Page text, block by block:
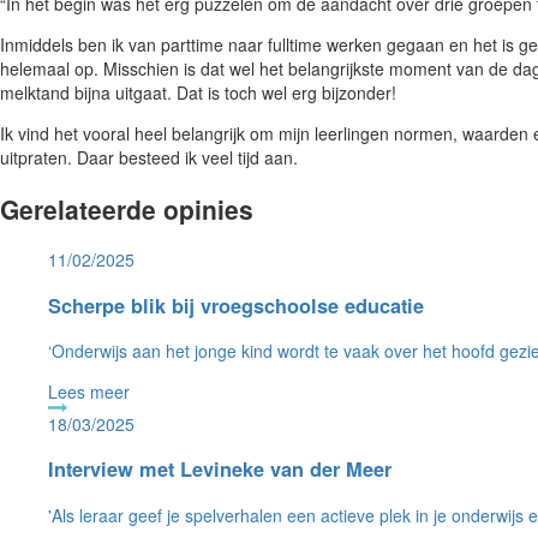
Inmiddels ben ik van parttime naar fulltime werken gegaan en het is
helemaal op. Misschien is dat wel het belangrijkste moment van de
melktand bijna uitgaat. Dat is toch wel erg bijzonder!
Ik vind het vooral heel belangrijk om mijn leerlingen normen,
uitpraten. Daar besteed ik veel tijd aan.
Gerelateerde opinies
11/02/2025
Scherpe blik bij vroegschoolse educatie
‘Onderwijs aan het jonge kind wordt te vaak over het hoofd
Lees meer
18/03/2025
Interview met Levineke van der Meer
'Als leraar geef je spelverhalen een actieve plek in je onderwijs